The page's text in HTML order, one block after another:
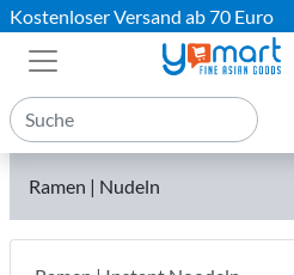
Kostenloser Versand ab 70 Euro
Ramen | Nudeln